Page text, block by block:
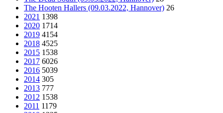
The Hooten Hallers (09.03.2022, Hannover) 26
2021 1398
2020 1714
2019 4154
2018 4525
2015 1538
2017 6026
2016 5039
2014 305
2013 777
2012 1538
2011 1179